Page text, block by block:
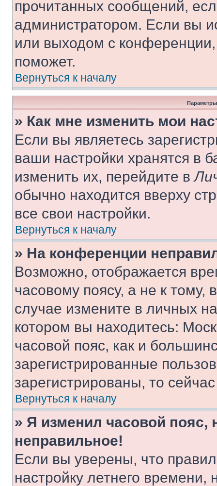
прочитанных сообщений,
администратором. Если вы
или выходом с
поможет.
Вернуться к началу
Параметры
» Как мне изменить мои
Если вы являетесь
ваши настройки хранятся в
изменить их, перейдите в
обычно находится вверху
все свои настройки.
Вернуться к началу
» На конференции
Возможно, отображается
часовому поясу, а не к тому,
случае измените в личных
котором вы находитесь:
часовой пояс, как и
зарегистрированные
зарегистрированы, то
Вернуться к началу
» Я изменил часовой пояс,
неправильное!
Если вы уверены, что
настройку летнего